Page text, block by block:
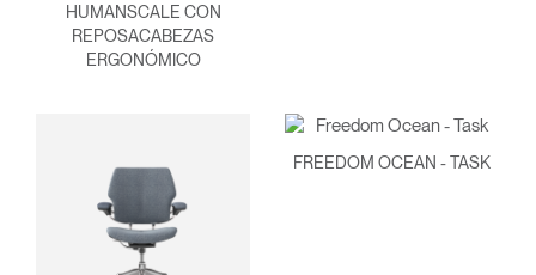
HUMANSCALE CON
REPOSACABEZAS
ERGONÓMICO
FREEDOM OCEAN - TASK